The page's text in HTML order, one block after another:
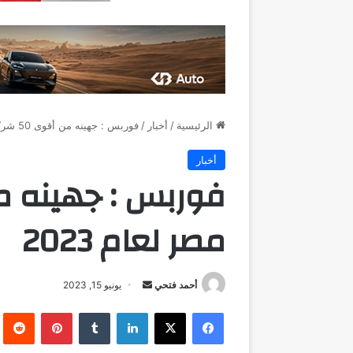
الرئيسية / أخبار / فوربس : جهينه من أقوى 50 شركة في مصر لعام 2023
أخبار
مصر لعام 2023
أحمد فتحي
أرسل
إلكترونيا
يونيو 15, 2023
فيسبوك ‫X لينكدإن بينتيريست